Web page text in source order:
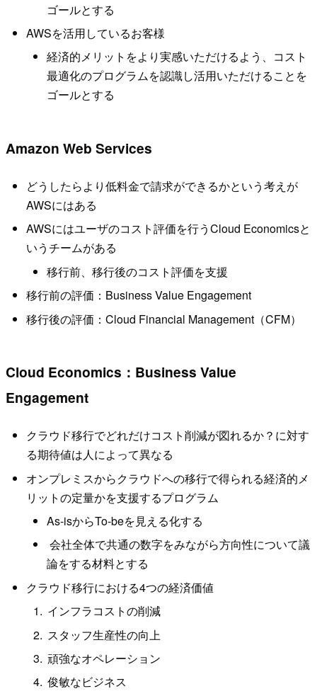
ゴールとする
AWSを活用しているお客様
経済的メリットをより実感いただけるよう、コスト
最適化のプログラムを認識し活用いただけることを
ゴールとする
Amazon Web Services
どうしたらより低料金で請求ができるかという考えが
AWSにはある
AWSにはユーザのコスト評価を行うCloud Economicsと
いうチームがある
移行前、移行後のコスト評価を支援
移行前の評価：Business Value Engagement
移行後の評価：Cloud Financial Management（CFM）
Cloud Economics：Business Value
Engagement
クラウド移行でどれだけコスト削減が図れるか？に対す
る期待値は人によって異なる
オンプレミスからクラウドへの移行で得られる経済的メ
リットの定量かを支援するプログラム
As-isからTo-beを見える化する
会社全体で共通の数字をみながら方向性について議
論をする材料とする
クラウド移行における4つの経済価値
インフラコストの削減
スタッフ生産性の向上
頑強なオペレーション
俊敏なビジネス